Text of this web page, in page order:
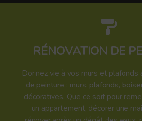
RÉNOVATION DE
Donnez vie à vos murs et plafonds
de peinture : murs, plafonds,
décoratives. Que ce soit pour
un appartement, décorer une